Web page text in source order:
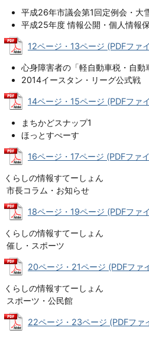
平成26年市議会第1回定例会・大
平成25年度 情報公開・個人情報
12ページ・13ページ (PDFファ
心身障害者の「軽自動車税・自
2014イースタン・リーグ公式戦
14ページ・15ページ (PDFファ
まちかどスナップ1
ほっとすぺーす
16ページ・17ページ (PDFファ
くらしの情報すてーしょん
市長コラム・お知らせ
18ページ・19ページ (PDFファ
くらしの情報すてーしょん
催し・スポーツ
20ページ・21ページ (PDFファ
くらしの情報すてーしょん
スポーツ・公民館
22ページ・23ページ (PDFファ